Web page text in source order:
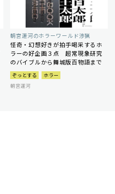
朝宮運河のホラーワールド渉猟
怪奇・幻想好きが拍手喝采するホ
ラーの好企画３点 超常現象研究
のバイブルから舞城版百物語まで
ぞっとする
ホラー
朝宮運河